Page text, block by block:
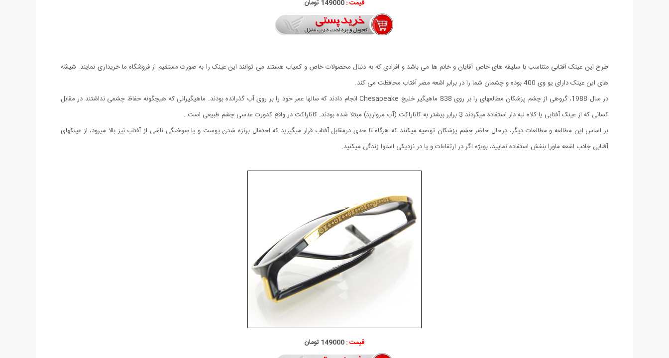
قیمت :149000 تومان
طرح این عینک آفتابی متناسب با سلیقه های خاص آقایان و خانم ها می باشد و افرادی که به دنبال محصولات خاص و کمیاب هستند می توانند این عینک را به صورت مستقیم از فروشگاه ما خریداری نمایند. شیشه
های این عینک دارای یو وی 400 بوده و چشمان شما را در برابر اشعه مضر آفتاب محافظت می کند.
در سال 1988، گروهی از چشم پزشکان مطالعه­ای را بر روی 838 ماهیگیر خلیج Chesapeake انجام دادند که سالها عمر خود را بر روی آب گذرانده بودند. ماهیگیرانی که هیچگونه حفاظ چشمی نداشتند در مقابل
کسانی که از عینک آفتابی یا کلاه لبه ­دار استفاده می­کردند 3 برابر بیشتر به کاتاراکت (آب مروارید) مبتلا شده بودند. کاتاراکت در واقع کدورت عدسی چشم طبیعی است .
بر اساس این مطالعه و مطالعات دیگر، درحال حاضر چشم پزشکان توصیه می­کنند که هرگاه تا حدی درمقابل آفتاب قرار می­گیرید که احتمال برنزه شدن پوست و یا سوختگی ناشی از آفتاب نیز بالا می­رود، از عینکهای
آفتابی جاذب اشعه ماورا بنفش استفاده نمایید، بویژه اگر در ارتفاعات و یا در نزدیکی استوا زندگی می­کنید.
قیمت :149000 تومان